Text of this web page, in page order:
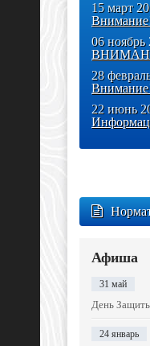
15 март
06 ноябрь
28
22 июнь
Афиша
31 май
День
24 январь